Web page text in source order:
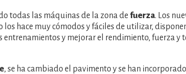
todas las máquinas de la zona de fuerza. Los
los hace muy cómodos y fáciles de utilizar,
y mejorar el rendimiento, fuerza y
, se ha cambiado el pavimento y se han